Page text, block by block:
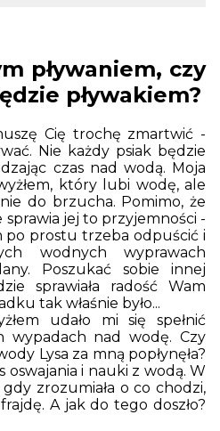
pływaniem, czy
pływakiem?
Cię trochę zmartwić -
Nie każdy psiak będzie
czas nad wodą. Moja
który lubi wodę, ale
do brzucha. Pomimo, że
sprawia jej to przyjemności -
po prostu trzeba odpuścić i
wodnych wyprawach
Poszukać sobie innej
sprawiała radość Wam
tak właśnie było...
udało mi się spełnić
wypadach nad wodę. Czy
Lysa za mną popłynęła?
oswajania i nauki z wodą. W
zrozumiała o co chodzi,
A jak do tego doszło?